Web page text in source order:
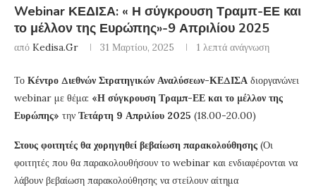
Webinar ΚΕΔΙΣΑ: « Η σύγκρουση Τραμπ-ΕΕ και
το μέλλον της Ευρώπης»-9 Απριλίου 2025
από Kedisa.gr 31 Μαρτίου, 2025 1 λεπτά ανάγνωση
Το Κέντρο Διεθνών Στρατηγικών Αναλύσεων-ΚΕΔΙΣΑ διοργανώνει
webinar με θέμα: «Η σύγκρουση Τραμπ-ΕΕ και το μέλλον της
Ευρώπης» την Τετάρτη 9 Απριλίου 2025 (18.00-20.00)
Στους φοιτητές θα χορηγηθεί βεβαίωση παρακολούθησης (Οι
φοιτητές που θα παρακολουθήσουν το webinar και ενδιαφέρονται να
λάβουν βεβαίωση παρακολούθησης να στείλουν αίτημα